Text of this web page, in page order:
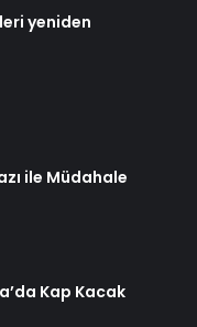
yeniden
ile Müdahale
Kap Kacak